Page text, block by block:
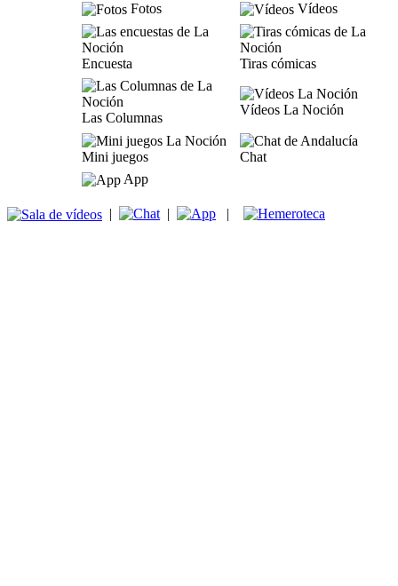
Fotos
Vídeos
Encuesta Tiras cómicas
Las Columnas
Vídeos La Noción
Mini juegos
Chat
App
| | |